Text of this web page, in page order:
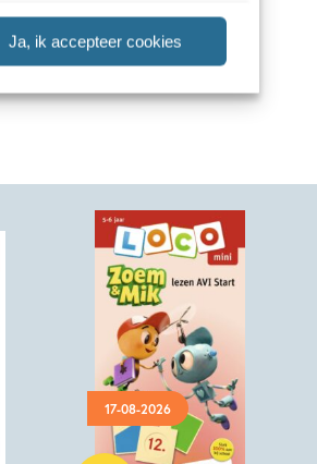
Ja, ik accepteer cookies
17-08-2026
Paperback